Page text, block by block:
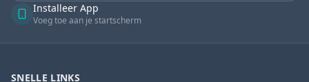
Installeer App
Voeg toe aan je startscherm
SNELLE LINKS